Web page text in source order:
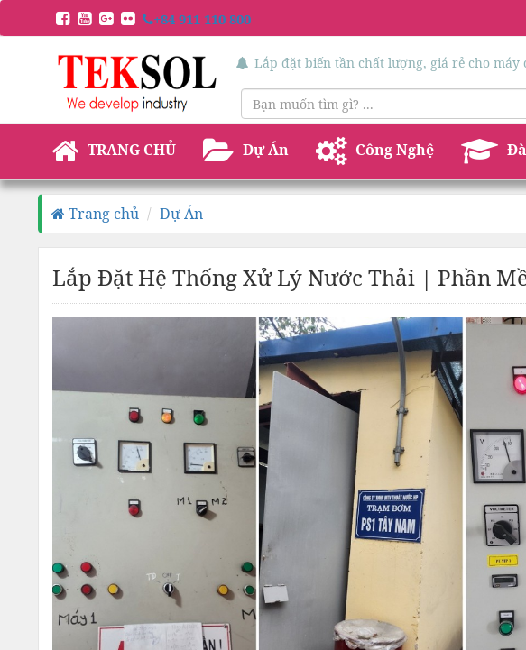
+84 911 110 800
Lắp đặt biến tần chất lượng, giá rẻ cho máy
TRANG CHỦ Dự Án Công Nghệ
Trang chủ Dự Án
Lắp Đặt Hệ Thống Xử Lý Nước Thải | Phần